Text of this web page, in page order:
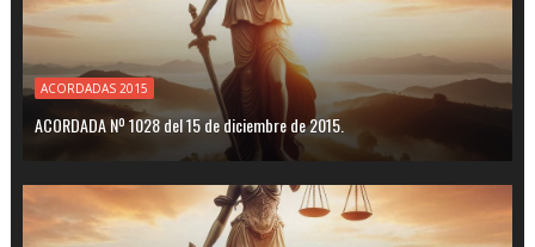
ACORDADAS 2015
ACORDADA Nº 1028 del 15 de diciembre de 2015.